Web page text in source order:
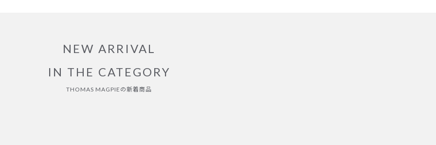
NEW ARRIVAL
IN THE CATEGORY
THOMAS MAGPIEの新着商品